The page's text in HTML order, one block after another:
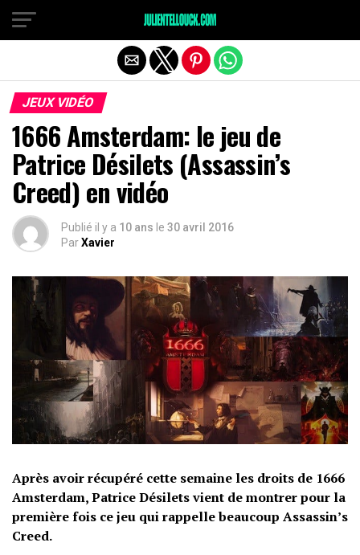
JEUX VIDÉO
1666 Amsterdam: le jeu de
Patrice Désilets (Assassin’s
Creed) en vidéo
Publié il y a 10 ans le 30 avril 2016
ParXavier
Après avoir récupéré cette semaine les droits de 1666
Amsterdam, Patrice Désilets vient de montrer pour la
première fois ce jeu qui rappelle beaucoup Assassin’s
Creed.